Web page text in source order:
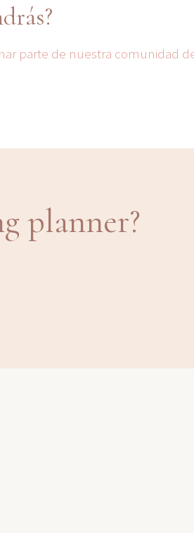
parte de nuestra comunidad
planner?